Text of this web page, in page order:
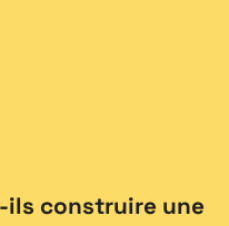
ils construire une